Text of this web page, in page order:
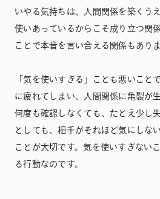
いやる気持ちは、人間関係を築くう
使いあっているからこそ成り立つ関
ことで本音を言い合える関係もありま
「気を使いすぎる」ことも悪いこと
に疲れてしまい、人間関係に亀裂が
何度も確認しなくても、たとえ少し
としても、相手がそれほど気にしな
ことが大切です。気を使いすぎない
る行動なのです。